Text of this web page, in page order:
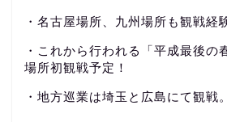
・名古屋場所、九州場所も観戦経
・これから行われる「平成最後の
場所初観戦予定！
・地方巡業は埼玉と広島にて観戦。